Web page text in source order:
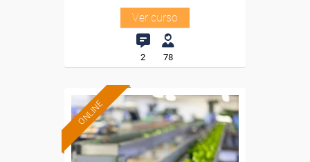
Ver curso
2 78
ONLINE
Formación 100%
subvencionada.